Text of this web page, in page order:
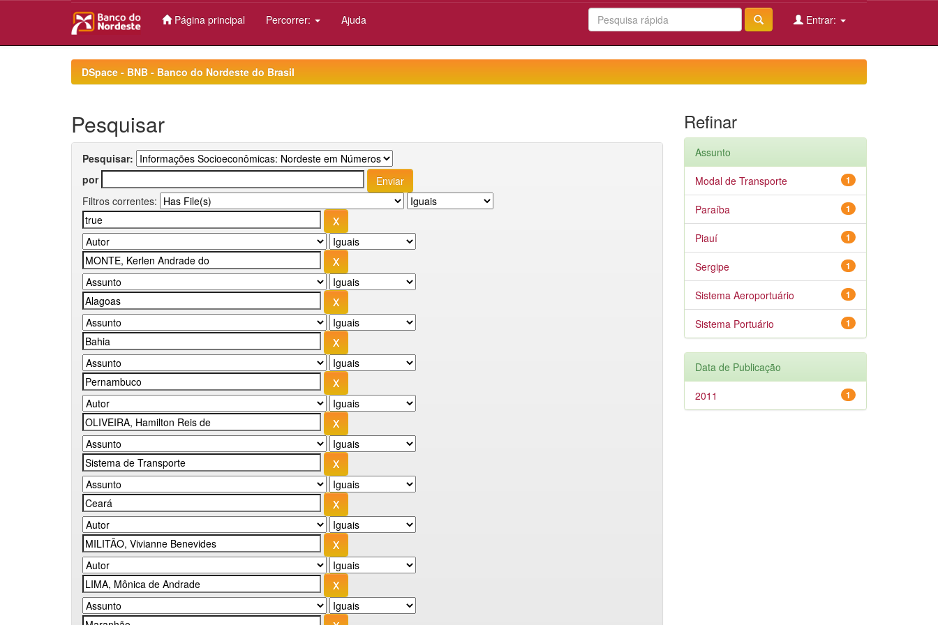
Página principal Percorrer: Ajuda Entrar:
DSpace - BNB - Banco do Nordeste do Brasil
Pesquisar
Pesquisar:
por
Filtros correntes:
Refinar
Assunto
1
Modal de Transporte
1
Paraíba
1
Piauí
1
Sergipe
1
Sistema Aeroportuário
1
Sistema Portuário
Data de Publicação
1
2011